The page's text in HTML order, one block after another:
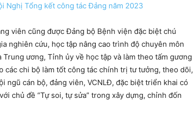
Nghị Tổng kết công tác Đảng năm 2023
viên cũng được Đảng bộ Bệnh viện đặc biệt chú
nghiên cứu, học tập nâng cao trình độ chuyên môn
ương, Tỉnh ủy về học tập và làm theo tấm gương
các chi bộ làm tốt công tác chính trị tư tưởng, theo dõi,
ngũ cán bộ, đảng viên, VCNLĐ, đặc biệt triển khai có
chủ đề “Tự soi, tự sửa” trong xây dựng, chỉnh đốn